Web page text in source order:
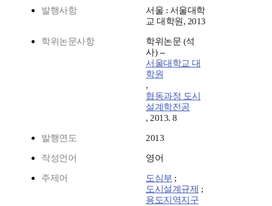
발행사항
서울 : 서울대학
교 대학원, 2013
학위논문사항
학위논문 (석
사) --
서울대학교 대
학원
,
협동과정 도시
설계학전공
, 2013. 8
발행연도 2013
작성언어 영어
주제어 도심부 ;
도시설계규제 ;
용도지역지구